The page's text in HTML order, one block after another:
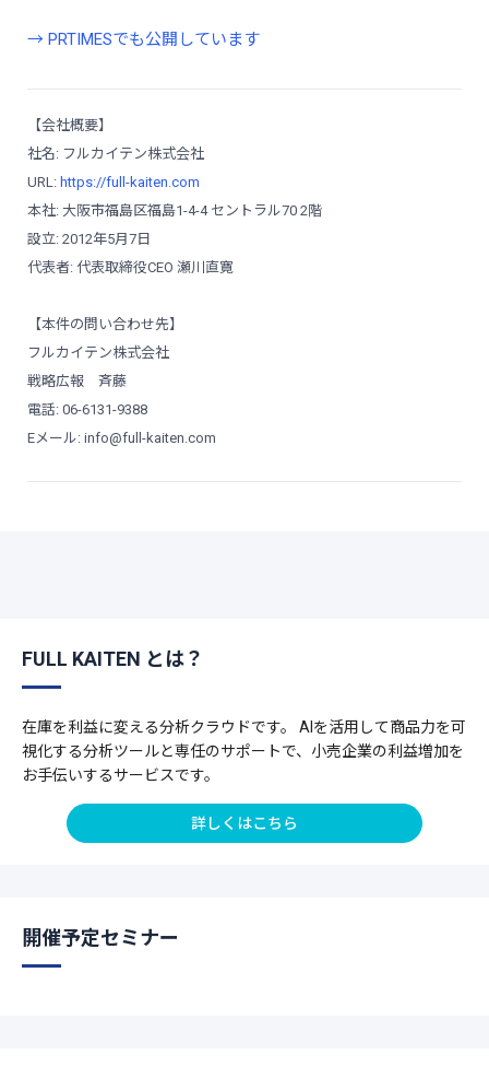
→ PRTIMESでも公開しています
【会社概要】
社名: フルカイテン株式会社
URL: https://full-kaiten.com
本社: 大阪市福島区福島1-4-4 セントラル70 2階
設立: 2012年5月7日
代表者: 代表取締役CEO 瀬川直寛
【本件の問い合わせ先】
フルカイテン株式会社
戦略広報 斉藤
電話: 06-6131-9388
Eメール: info@full-kaiten.com
FULL KAITEN とは？
在庫を利益に変える分析クラウドです。 AIを活用して商品力を可
視化する分析ツールと専任のサポートで、小売企業の利益増加を
お手伝いするサービスです。
詳しくはこちら
開催予定セミナー